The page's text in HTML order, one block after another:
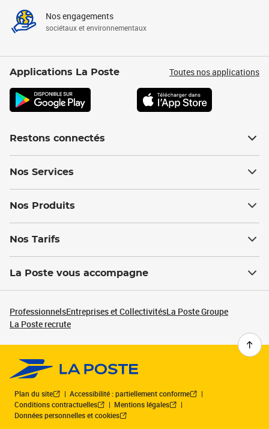
Nos engagements
sociétaux et environnementaux
Applications La Poste Toutes nos applications
Restons connectés
Nos Services
Nos Produits
Nos Tarifs
La Poste vous accompagne
ProfessionnelsEntreprises et CollectivitésLa Poste Groupe
La Poste recrute
Plan du site
Accessibilité : partiellement conforme
Conditions contractuelles
Mentions légales
Données personnelles et cookies